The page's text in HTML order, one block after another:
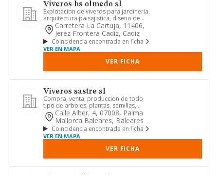
Viveros hs olmedo sl
Explotacion de viveros para jardineria,
arquitectura paisajistica, diseno de
jardines....
Carretera La Cartuja, 11406,
Jerez Frontera Cadiz, Cadiz
Coincidencia encontrada en ficha
VER EN MAPA
VER FICHA
Viveros sastre sl
Compra, venta, produccion de todo
tipo de arboles, plantas, semillas,
flores, abonos.el cultivo, pr...
Calle Alber, 4, 07008, Palma
Mallorca Baleares, Baleares
Coincidencia encontrada en ficha
VER EN MAPA
VER FICHA